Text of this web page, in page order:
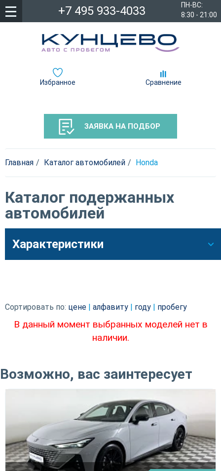
ПН-ВС:
8:30 - 21:00
+7 495 933-4033
Избранное Сравнение
ЗАЯВКА НА ПОДБОР
Главная Каталог автомобилей Honda
Каталог подержанных
автомобилей
Характеристики
Сортировать по: цене алфавиту году пробегу
В данный момент выбранных моделей нет в
наличии.
Возможно, вас заинтересует